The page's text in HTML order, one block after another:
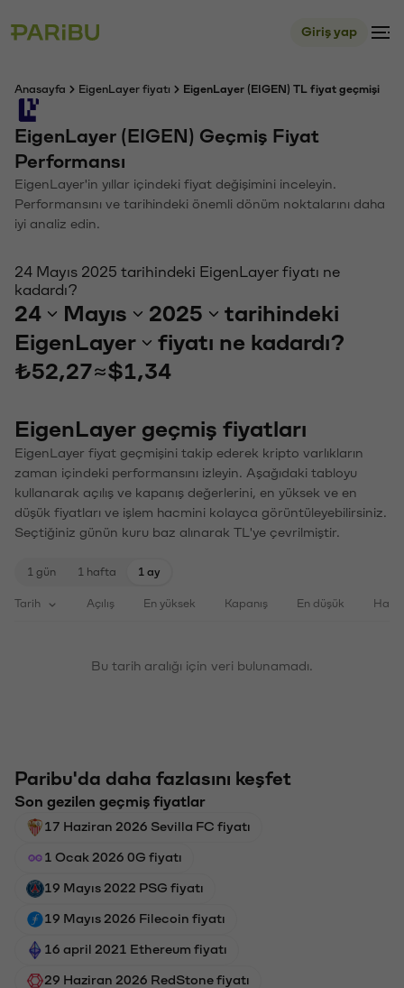
Giriş yap
Anasayfa EigenLayer fiyatı EigenLayer (EIGEN) TL fiyat geçmişi
EigenLayer (EIGEN) Geçmiş Fiyat
Performansı
EigenLayer'in yıllar içindeki fiyat değişimini inceleyin.
Performansını ve tarihindeki önemli dönüm noktalarını daha
iyi analiz edin.
24 Mayıs 2025 tarihindeki EigenLayer fiyatı ne
kadardı?
24 Mayıs 2025
tarihindeki
EigenLayer
fiyatı ne kadardı?
₺52,27≈$1,34
EigenLayer geçmiş fiyatları
EigenLayer fiyat geçmişini takip ederek kripto varlıkların
zaman içindeki performansını izleyin. Aşağıdaki tabloyu
kullanarak açılış ve kapanış değerlerini, en yüksek ve en
düşük fiyatları ve işlem hacmini kolayca görüntüleyebilirsiniz.
Seçtiğiniz günün kuru baz alınarak TL'ye çevrilmiştir.
1 gün 1 hafta 1 ay
Tarih Açılış En yüksek Kapanış En düşük
Bu tarih aralığı için veri bulunamadı.
Paribu'da daha fazlasını keşfet
Son gezilen geçmiş fiyatlar
17 Haziran 2026 Sevilla FC fiyatı
1 Ocak 2026 0G fiyatı
19 Mayıs 2022 PSG fiyatı
19 Mayıs 2026 Filecoin fiyatı
16 april 2021 Ethereum fiyatı
29 Haziran 2026 RedStone fiyatı